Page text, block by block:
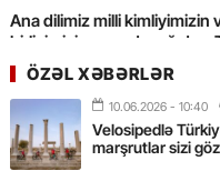
Ana dilimiz milli kimliyimizin
birliyimizin əsas dayağıdır –
Rüstəmxanlı
31.07.2026 - 16:58
Tarixin axarını yalnız böyük
ÖZƏL XƏBƏRLƏR
10.06.2026 - 10:40
Velosipedlə
marşrutlar sizi